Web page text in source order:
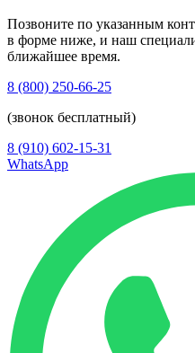
Позвоните по указанным
в форме ниже, и наш
ближайшее время.
8 (800) 250-66-25
(звонок бесплатный)
8 (910) 602-15-31
WhatsApp